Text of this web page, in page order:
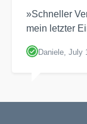
»Schneller
mein letzter
Daniele, July